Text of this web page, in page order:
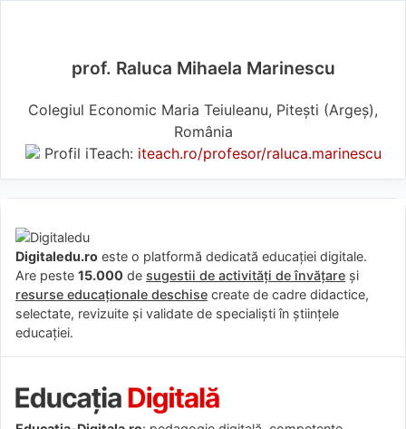
prof. Raluca Mihaela Marinescu
Colegiul Economic Maria Teiuleanu, Pitești (Argeş),
România
Profil iTeach: iteach.ro/profesor/raluca.marinescu
Digitaledu.ro este o platformă dedicată educației digitale.
Are peste 15.000 de sugestii de activități de învățare și
resurse educaționale deschise create de cadre didactice,
selectate, revizuite și validate de specialiști în științele
educației.